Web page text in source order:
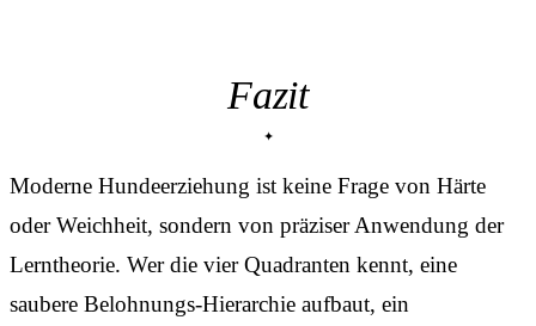
Fazit
Moderne Hundeerziehung ist keine Frage von Härte
oder Weichheit, sondern von präziser Anwendung der
Lerntheorie. Wer die vier Quadranten kennt, eine
saubere Belohnungs-Hierarchie aufbaut, ein